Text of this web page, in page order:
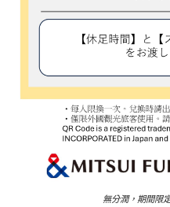
無分潤，期間限